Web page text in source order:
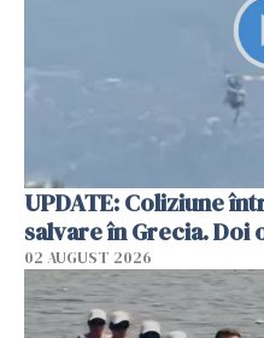
UPDATE: Coliziune
salvare în Grecia. Doi
02 AUGUST 2026